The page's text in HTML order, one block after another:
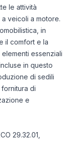
le attività
veicoli a motore.
in
il comfort e la
essenziali
in questo
di sedili
di
e
29.32.01,